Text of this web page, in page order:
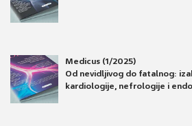
Medicus (1/2025)
Od nevidljivog do fatalnog:
kardiologije, nefrologije i